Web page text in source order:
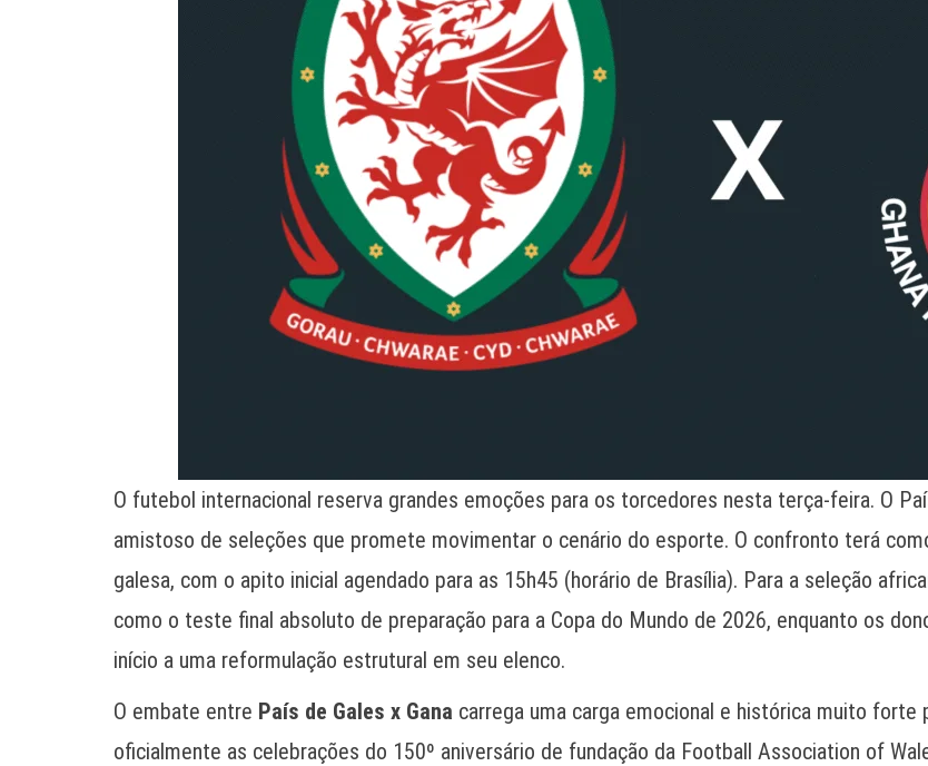
O futebol internacional reserva grandes emoções para os torcedores nesta terça-feira. O
amistoso de seleções que promete movimentar o cenário do esporte. O confronto terá
galesa, com o apito inicial agendado para as 15h45 (horário de Brasília). Para a seleção
como o teste final absoluto de preparação para a Copa do Mundo de 2026, enquanto os
início a uma reformulação estrutural em seu elenco.
O embate entre País de Gales x Gana carrega uma carga emocional e histórica muito
oficialmente as celebrações do 150º aniversário de fundação da Football Association of